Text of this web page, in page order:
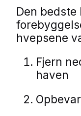
Den
hvepsene
Fjern
haven